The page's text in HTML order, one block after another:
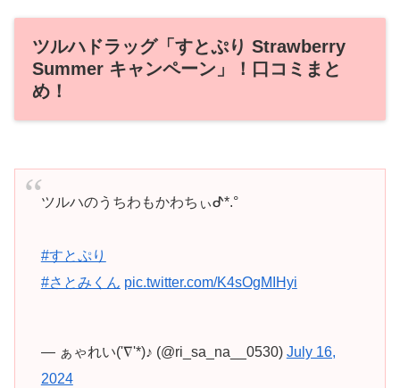
ツルハドラッグ「すとぷり Strawberry
Summer キャンペーン」！口コミまと
め！
ツルハのうちわもかわちぃᕷ*.°
#すとぷり
#さとみくん pic.twitter.com/K4sOgMIHyi
— ぁゃれい('∇'*)♪ (@ri_sa_na__0530) July 16,
2024